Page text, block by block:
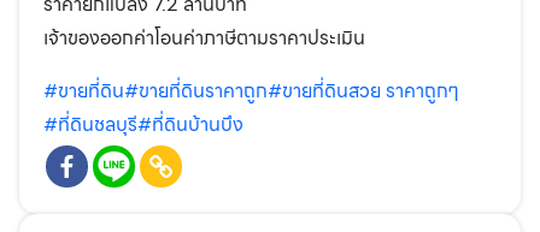
เจ้าของออกค่าโอนค่าภาษีตามราคาประเมิน
#ขายที่ดิน#ขายที่ดินราคาถูก#ขายที่ดินสวย ราคาถูกๆ
#ที่ดินชลบุรี#ที่ดินบ้านบึง